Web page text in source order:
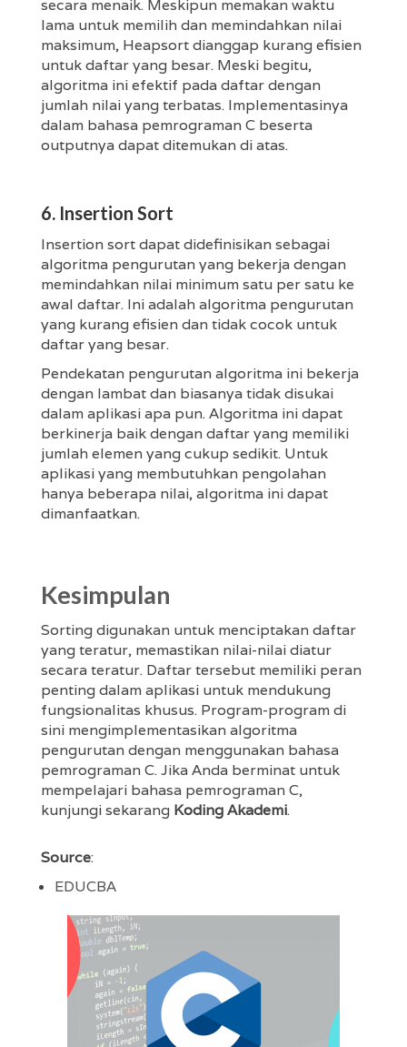
secara menaik. Meskipun memakan waktu
lama untuk memilih dan memindahkan nilai
maksimum, Heapsort dianggap kurang efisien
untuk daftar yang besar. Meski begitu,
algoritma ini efektif pada daftar dengan
jumlah nilai yang terbatas. Implementasinya
dalam bahasa pemrograman C beserta
outputnya dapat ditemukan di atas.
6. Insertion Sort
Insertion sort dapat didefinisikan sebagai
algoritma pengurutan yang bekerja dengan
memindahkan nilai minimum satu per satu ke
awal daftar. Ini adalah algoritma pengurutan
yang kurang efisien dan tidak cocok untuk
daftar yang besar.
Pendekatan pengurutan algoritma ini bekerja
dengan lambat dan biasanya tidak disukai
dalam aplikasi apa pun. Algoritma ini dapat
berkinerja baik dengan daftar yang memiliki
jumlah elemen yang cukup sedikit. Untuk
aplikasi yang membutuhkan pengolahan
hanya beberapa nilai, algoritma ini dapat
dimanfaatkan.
Kesimpulan
Sorting digunakan untuk menciptakan daftar
yang teratur, memastikan nilai-nilai diatur
secara teratur. Daftar tersebut memiliki peran
penting dalam aplikasi untuk mendukung
fungsionalitas khusus. Program-program di
sini mengimplementasikan algoritma
pengurutan dengan menggunakan bahasa
pemrograman C. Jika Anda berminat untuk
mempelajari bahasa pemrograman C,
kunjungi sekarang Koding Akademi.
Source:
EDUCBA